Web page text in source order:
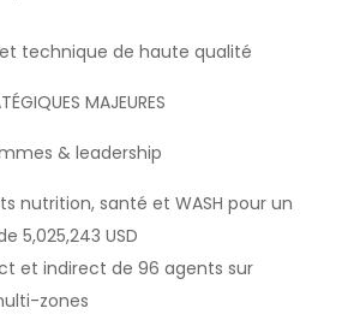
technique de haute qualité
MAJEURES
& leadership
nutrition, santé et WASH pour un
5,025,243 USD
et indirect de 96 agents sur
zones